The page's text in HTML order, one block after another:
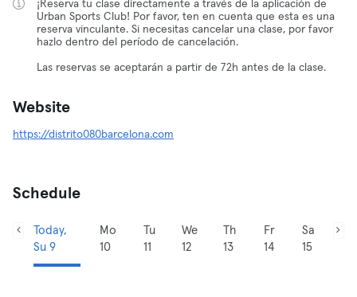
¡Reserva tu clase directamente a través de la aplicación de
Urban Sports Club! Por favor, ten en cuenta que esta es una
reserva vinculante. Si necesitas cancelar una clase, por favor
hazlo dentro del período de cancelación.
Las reservas se aceptarán a partir de 72h antes de la clase.
Website
https://distrito080barcelona.com
Schedule
Today,
Su 9
Mo
10
Tu
11
We
12
Th
13
Fr
14
Sa
15